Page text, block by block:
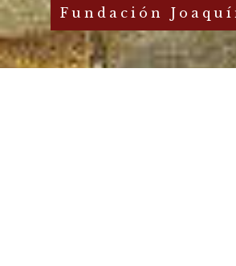
Fundación